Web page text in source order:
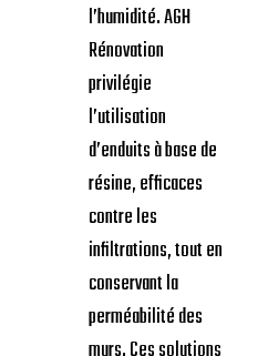
l’humidité. AGH
Rénovation
privilégie
l’utilisation
d’enduits à base de
résine, efficaces
contre les
infiltrations, tout en
conservant la
perméabilité des